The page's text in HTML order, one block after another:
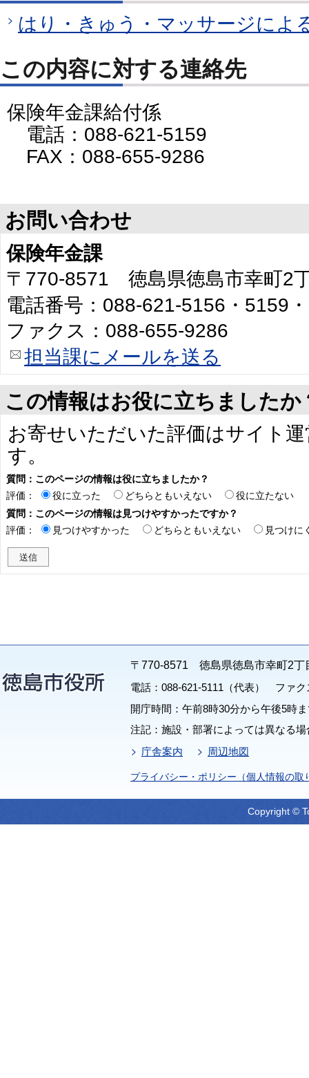
はり・きゅう・マッサージによ
この内容に対する連絡先
保険年金課給付係
電話：088-621-5159
FAX：088-655-9286
お問い合わせ
保険年金課
〒770-8571 徳島県徳島市幸町2
電話番号：088-621-5156・5159
ファクス：088-655-9286
担当課にメールを送る
この情報はお役に立ちましたか
お寄せいただいた評価はサイト
す。
質問：このページの情報は役に立ちましたか？
評価：
役に立った どちらともいえない
役に立たない
質問：このページの情報は見つけやすかったですか？
評価：
見つけやすかった どちらともいえない 見つけに
〒770-8571 徳島県徳島市幸町2丁
電話：088-621-5111（代表） ファク
開庁時間：午前8時30分から午後5時
注記：施設・部署によっては異なる
庁舎案内
周辺地図
プライバシー・ポリシー（個人情報の取
Copyright ©